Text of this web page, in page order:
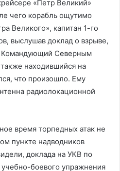
«Петр Великий»
чего корабль ощутимо
Великого», капитан 1-го
выслушав доклад о взрыве,
Командующий Северным
находившийся на
что произошло. Ему
радиолокационной
время торпедных атак не
пункте надводников
доклада на УКВ по
боевого упражнения